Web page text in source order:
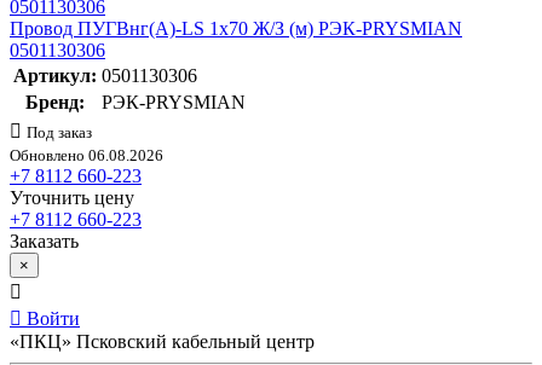
Провод ПУГВнг(А)-LS 1х70 Ж/З (м) РЭК-PRYSMIAN
0501130306
Артикул: 0501130306
Бренд:
РЭК-PRYSMIAN
Под заказ
Обновлено 06.08.2026
+7 8112 660-223
Уточнить цену
+7 8112 660-223
Заказать
×
Войти
«ПКЦ» Псковский кабельный центр